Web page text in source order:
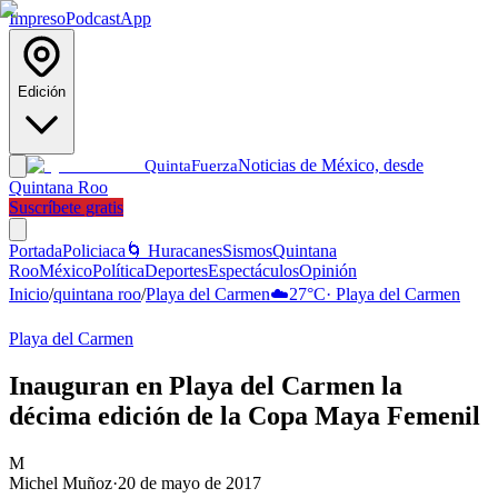
ImpresoPodcastApp
Edición
QuintaFuerzaNoticias de México, desde
Quintana Roo
Suscríbete gratis
PortadaPoliciaca 🌀 HuracanesSismosQuintana
RooMéxicoPolíticaDeportesEspectáculosOpinión
Inicio/quintana roo/Playa del Carmen☁️27°C· Playa del Carmen
Playa del Carmen
Inauguran en Playa del Carmen la
décima edición de la Copa Maya Femenil
M
Michel Muñoz·20 de mayo de 2017